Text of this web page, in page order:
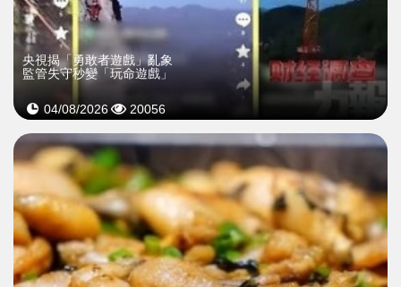
央視揭「勇敢者遊戲」亂象
監管失守秒變「玩命遊戲」
04/08/2026 20056